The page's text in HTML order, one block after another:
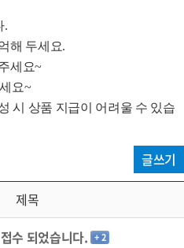
.
해 두세요.
세요~
요~
시 상품 지급이 어려울 수 있습
글쓰기
제목
수 되었습니다. + 2